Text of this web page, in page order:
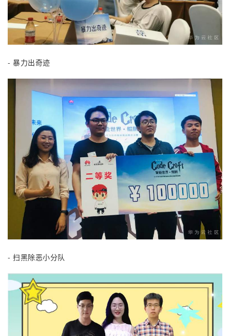
- 暴力出奇迹
- 扫黑除恶小分队